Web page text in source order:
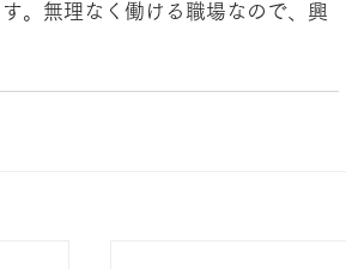
。無理なく働ける職場なので、興